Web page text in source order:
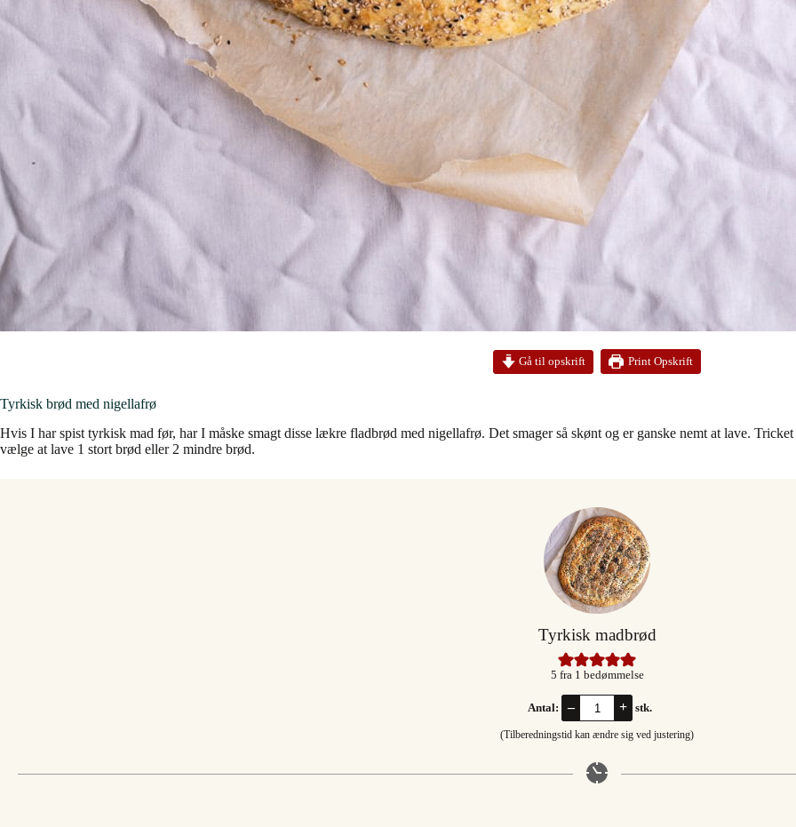
Gå til opskrift Print Opskrift
Tyrkisk brød med nigellafrø
Hvis I har spist tyrkisk mad før, har I måske smagt disse lækre fladbrød med nigellafrø. Det smager så skønt og er ganske nemt at lave.
vælge at lave 1 stort brød eller 2 mindre brød.
Tyrkisk madbrød
5 fra 1 bedømmelse
Antal: – + stk.
(Tilberedningstid kan ændre sig ved justering)